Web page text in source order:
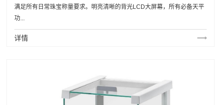
满足所有日常珠宝称量要求。明亮清晰的背光LCD大屏幕，所有必备天平
功...
详情